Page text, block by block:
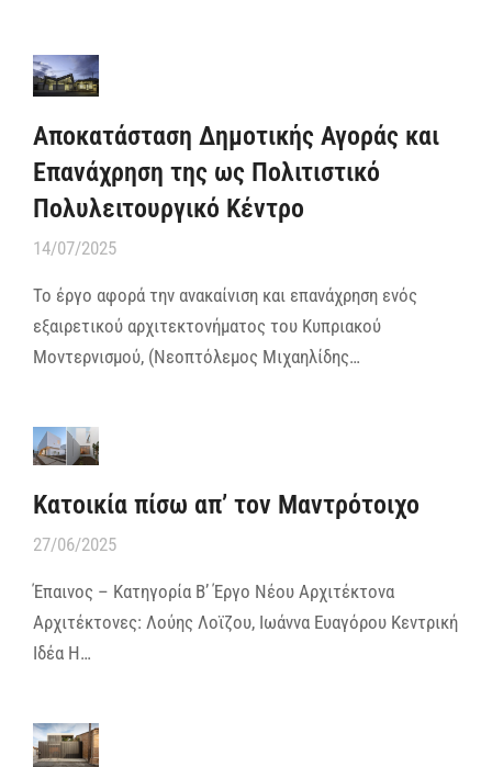
Αποκατάσταση Δημοτικής Αγοράς και
Επανάχρηση της ως Πολιτιστικό
Πολυλειτουργικό Κέντρο
14/07/2025
Το έργο αφορά την ανακαίνιση και επανάχρηση ενός
εξαιρετικού αρχιτεκτονήματος του Κυπριακού
Μοντερνισμού, (Νεοπτόλεμος Μιχαηλίδης…
Κατοικία πίσω απ’ τον Μαντρότοιχο
27/06/2025
Έπαινος – Κατηγορία Β’ Έργο Νέου Αρχιτέκτονα
Αρχιτέκτονες: Λούης Λοϊζου, Ιωάννα Ευαγόρου Κεντρική
Ιδέα Η…